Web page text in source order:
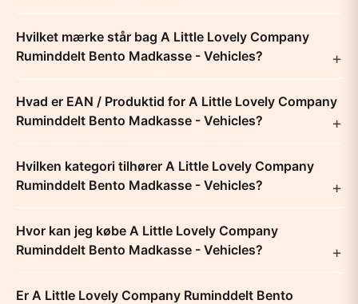
Hvilket mærke står bag A Little Lovely Company
Ruminddelt Bento Madkasse - Vehicles?
Hvad er EAN / Produktid for A Little Lovely Company
Ruminddelt Bento Madkasse - Vehicles?
Hvilken kategori tilhører A Little Lovely Company
Ruminddelt Bento Madkasse - Vehicles?
Hvor kan jeg købe A Little Lovely Company
Ruminddelt Bento Madkasse - Vehicles?
Er A Little Lovely Company Ruminddelt Bento